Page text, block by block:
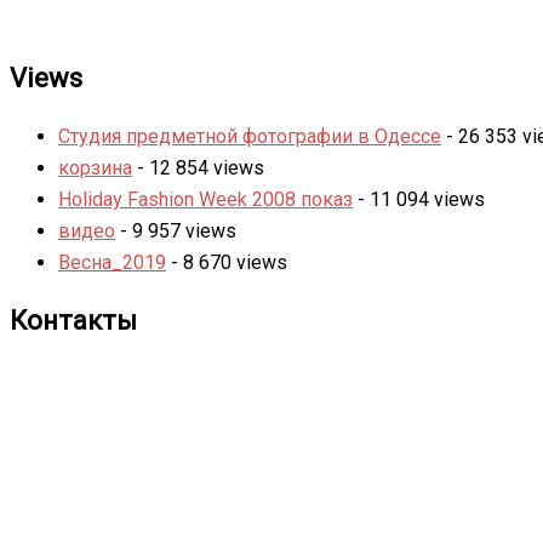
Views
Студия предметной фотографии в Одессе - 26 353
корзина - 12 854 views
Holiday Fashion Week 2008 показ - 11 094 views
видео - 9 957 views
Весна_2019 - 8 670 views
Контакты